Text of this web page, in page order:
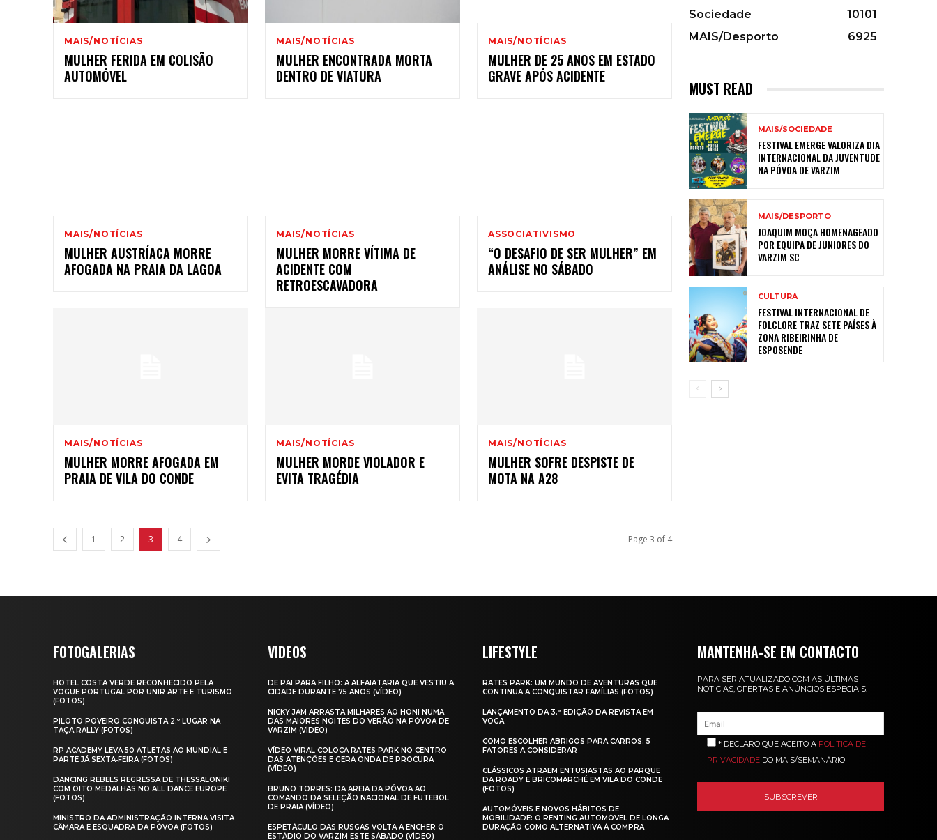
MAIS/NOTÍCIAS
MULHER FERIDA EM COLISÃO
AUTOMÓVEL
MAIS/NOTÍCIAS
MULHER ENCONTRADA MORTA
DENTRO DE VIATURA
MAIS/NOTÍCIAS
MULHER DE 25 ANOS EM ESTADO
GRAVE APÓS ACIDENTE
MAIS/NOTÍCIAS
MULHER AUSTRÍACA MORRE
AFOGADA NA PRAIA DA LAGOA
MAIS/NOTÍCIAS
MULHER MORRE VÍTIMA DE
ACIDENTE COM
RETROESCAVADORA
ASSOCIATIVISMO
“O DESAFIO DE SER MULHER” EM
ANÁLISE NO SÁBADO
MAIS/NOTÍCIAS
MULHER MORRE AFOGADA EM
PRAIA DE VILA DO CONDE
MAIS/NOTÍCIAS
MULHER MORDE VIOLADOR E
EVITA TRAGÉDIA
MAIS/NOTÍCIAS
MULHER SOFRE DESPISTE DE
MOTA NA A28
1 2 3 4 Page 3 of 4
Sociedade
10101
MAIS/Desporto
6925
MUST READ
MAIS/SOCIEDADE
FESTIVAL EMERGE VALORIZA DIA
INTERNACIONAL DA JUVENTUDE
NA PÓVOA DE VARZIM
MAIS/DESPORTO
JOAQUIM MOÇA HOMENAGEADO
POR EQUIPA DE JUNIORES DO
VARZIM SC
CULTURA
FESTIVAL INTERNACIONAL DE
FOLCLORE TRAZ SETE PAÍSES À
ZONA RIBEIRINHA DE
ESPOSENDE
FOTOGALERIAS
HOTEL COSTA VERDE RECONHECIDO PELA
VOGUE PORTUGAL POR UNIR ARTE E TURISMO
(FOTOS)
PILOTO POVEIRO CONQUISTA 2.º LUGAR NA
TAÇA RALLY (FOTOS)
RP ACADEMY LEVA 50 ATLETAS AO MUNDIAL E
PARTE JÁ SEXTA‑FEIRA (FOTOS)
DANCING REBELS REGRESSA DE THESSALONIKI
COM OITO MEDALHAS NO ALL DANCE EUROPE
(FOTOS)
MINISTRO DA ADMINISTRAÇÃO INTERNA VISITA
CÂMARA E ESQUADRA DA PÓVOA (FOTOS)
VIDEOS
DE PAI PARA FILHO: A ALFAIATARIA QUE VESTIU A
CIDADE DURANTE 75 ANOS (VÍDEO)
NICKY JAM ARRASTA MILHARES AO HONI NUMA
DAS MAIORES NOITES DO VERÃO NA PÓVOA DE
VARZIM (VÍDEO)
VÍDEO VIRAL COLOCA RATES PARK NO CENTRO
DAS ATENÇÕES E GERA ONDA DE PROCURA
(VÍDEO)
BRUNO TORRES: DA AREIA DA PÓVOA AO
COMANDO DA SELEÇÃO NACIONAL DE FUTEBOL
DE PRAIA (VÍDEO)
ESPETÁCULO DAS RUSGAS VOLTA A ENCHER O
ESTÁDIO DO VARZIM ESTE SÁBADO (VÍDEO)
LIFESTYLE
RATES PARK: UM MUNDO DE AVENTURAS QUE
CONTINUA A CONQUISTAR FAMÍLIAS (FOTOS)
LANÇAMENTO DA 3.ª EDIÇÃO DA REVISTA EM
VOGA
COMO ESCOLHER ABRIGOS PARA CARROS: 5
FATORES A CONSIDERAR
CLÁSSICOS ATRAEM ENTUSIASTAS AO PARQUE
DA ROADY E BRICOMARCHÉ EM VILA DO CONDE
(FOTOS)
AUTOMÓVEIS E NOVOS HÁBITOS DE
MOBILIDADE: O RENTING AUTOMÓVEL DE LONGA
DURAÇÃO COMO ALTERNATIVA À COMPRA
MANTENHA-SE EM CONTACTO
PARA SER ATUALIZADO COM AS ÚLTIMAS
NOTÍCIAS, OFERTAS E ANÚNCIOS ESPECIAIS.
* DECLARO QUE ACEITO A POLÍTICA DE
PRIVACIDADE DO MAIS/SEMANÁRIO